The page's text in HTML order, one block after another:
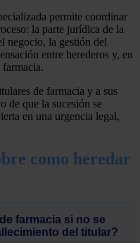
permite coordinar
la parte jurídica de la
negocio, la gestión del
entre herederos y, en
de farmacia y a sus
de que la sucesión se
en una urgencia legal,
como heredar
farmacia si no se
del titular?